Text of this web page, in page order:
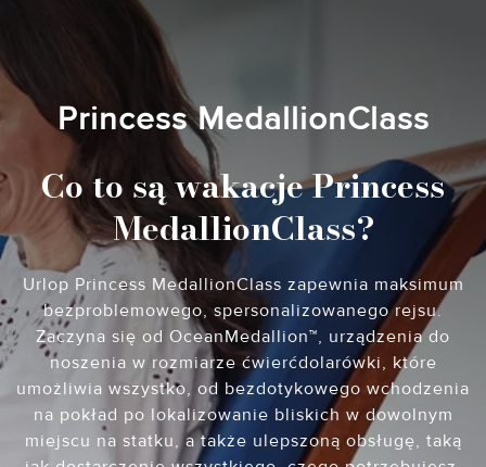
Princess MedallionClass
Co to są wakacje Princess
MedallionClass?
Urlop Princess MedallionClass zapewnia maksimum
bezproblemowego, spersonalizowanego rejsu.
Zaczyna się od OceanMedallion™, urządzenia do
noszenia w rozmiarze ćwierćdolarówki, które
umożliwia wszystko, od bezdotykowego wchodzenia
na pokład po lokalizowanie bliskich w dowolnym
miejscu na statku, a także ulepszoną obsługę, taką